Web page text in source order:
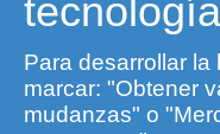
Para desarrollar
marcar: "Obtener
mudanzas" o